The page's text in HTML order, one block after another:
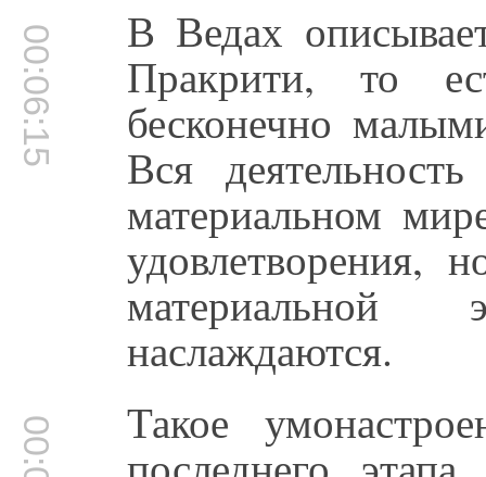
00:06:15 В Ведах
Пракрити, то
бесконечно
Вся
материальном
удовлетворения,
наслаждаются.
Такое